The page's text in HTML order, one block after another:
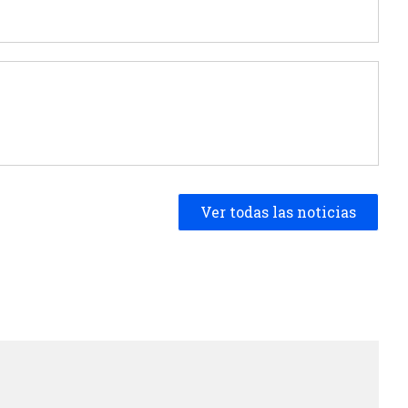
Ver todas las noticias